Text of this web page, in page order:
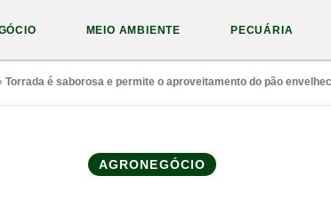
MEIO AMBIENTE PECUÁRIA
Torrada é saborosa e permite o aproveitamento do pão
AGRONEGÓCIO